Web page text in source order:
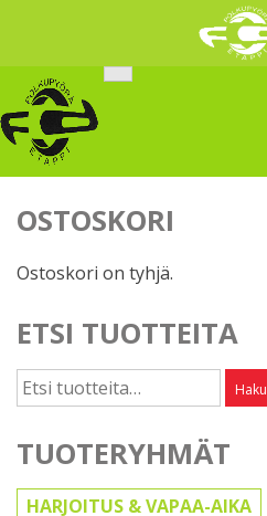
content
OSTOSKORI
Ostoskori on tyhjä.
ETSI TUOTTEITA
Etsi: Haku
TUOTERYHMÄT
HARJOITUS & VAPAA-AIKA